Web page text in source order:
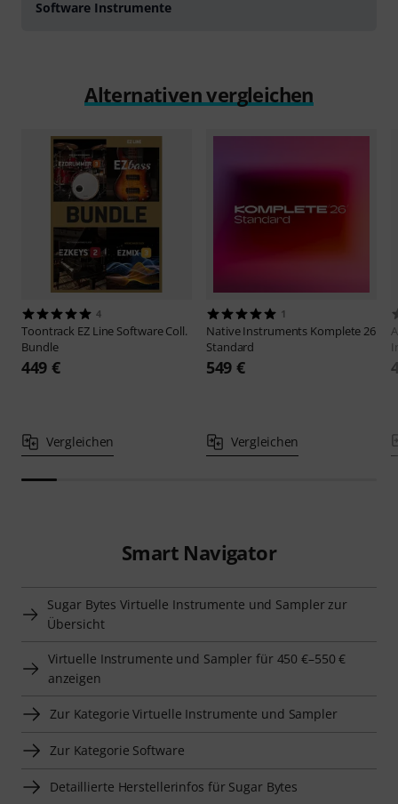
Software Instrumente
Alternativen vergleichen
4
Toontrack EZ Line Software Coll.
Bundle
449 €
Vergleichen
1
Native Instruments Komplete 26
Standard
549 €
Vergleichen
Smart Navigator
Sugar Bytes Virtuelle Instrumente und Sampler zur
Übersicht
Virtuelle Instrumente und Sampler für 450 €–550 €
anzeigen
Zur Kategorie Virtuelle Instrumente und Sampler
Zur Kategorie Software
Detaillierte Herstellerinfos für Sugar Bytes